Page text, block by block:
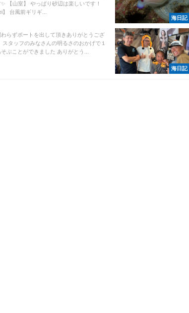
【山室】 やっぱり砂辺は楽しいです！
】 台風前ギリギ...
海日記
わらずボートを出して頂きありがとうござ
スタッフのみなさんの明るさのおかげで１
ぶことができました ありがとう...
海日記